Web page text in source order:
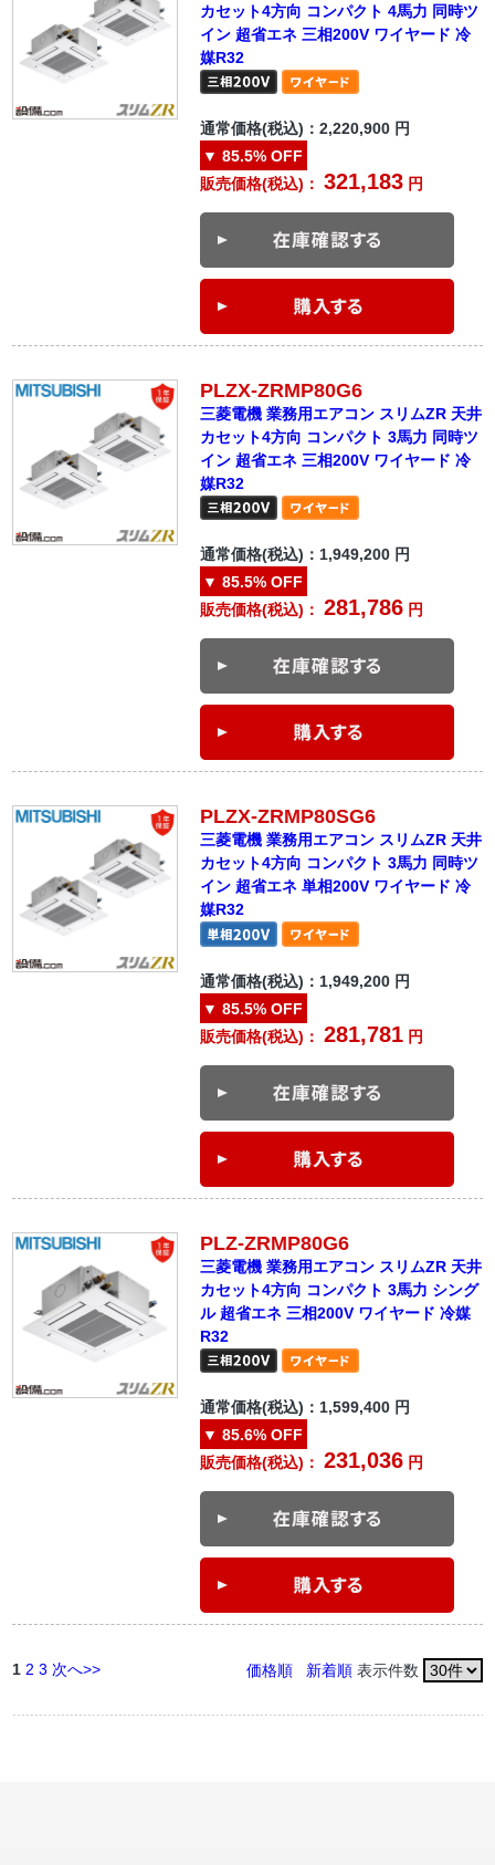
カセット4方向 コンパクト 4馬力 同時ツ
イン 超省エネ 三相200V ワイヤード 冷
媒R32
通常価格(税込)：2,220,900 円
▼ 85.5% OFF
販売価格(税込)：321,183 円
PLZX-ZRMP80G6
三菱電機 業務用エアコン スリムZR 天井
カセット4方向 コンパクト 3馬力 同時ツ
イン 超省エネ 三相200V ワイヤード 冷
媒R32
通常価格(税込)：1,949,200 円
▼ 85.5% OFF
販売価格(税込)：281,786 円
PLZX-ZRMP80SG6
三菱電機 業務用エアコン スリムZR 天井
カセット4方向 コンパクト 3馬力 同時ツ
イン 超省エネ 単相200V ワイヤード 冷
媒R32
通常価格(税込)： 1,949,200 円
▼ 85.5% OFF
販売価格(税込)：281,781 円
PLZ-ZRMP80G6
三菱電機 業務用エアコン スリムZR 天井
カセット4方向 コンパクト 3馬力 シング
ル 超省エネ 三相200V ワイヤード 冷媒
R32
通常価格(税込)： 1,599,400 円
▼ 85.6% OFF
販売価格(税込)：231,036 円
価格順 新着順表示件数
1 2 3 次へ>>